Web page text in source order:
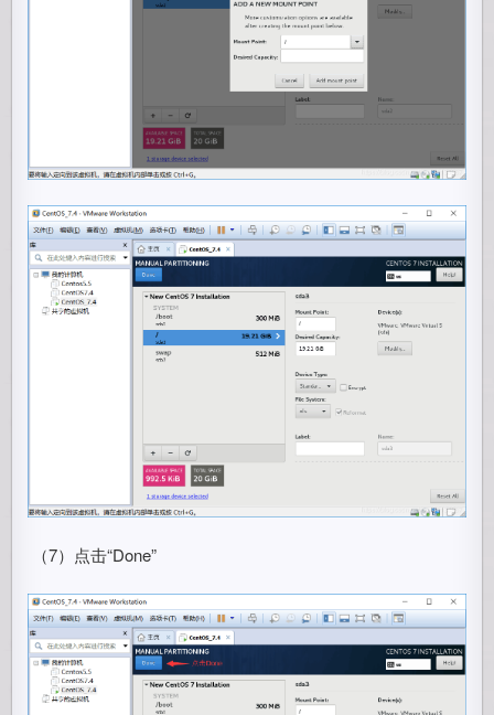
​ （7）点击“Done”